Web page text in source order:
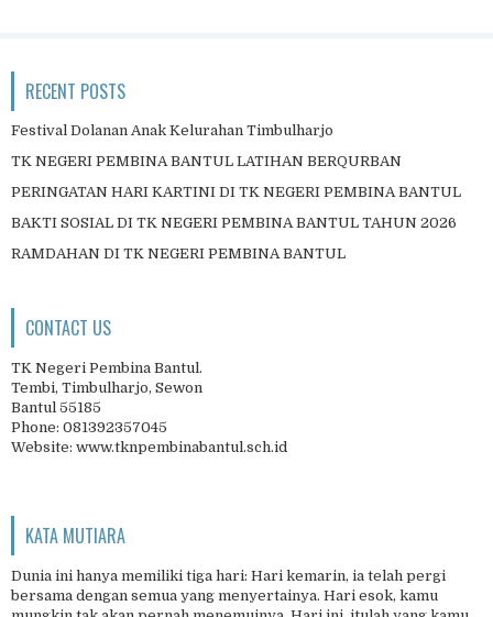
RECENT POSTS
Festival Dolanan Anak Kelurahan Timbulharjo
TK NEGERI PEMBINA BANTUL LATIHAN BERQURBAN
PERINGATAN HARI KARTINI DI TK NEGERI PEMBINA BANTUL
BAKTI SOSIAL DI TK NEGERI PEMBINA BANTUL TAHUN 2026
RAMDAHAN DI TK NEGERI PEMBINA BANTUL
CONTACT US
TK Negeri Pembina Bantul.
Tembi, Timbulharjo, Sewon
Bantul 55185
Phone: 081392357045
Website: www.tknpembinabantul.sch.id
KATA MUTIARA
Dunia ini hanya memiliki tiga hari: Hari kemarin, ia telah pergi
bersama dengan semua yang menyertainya. Hari esok, kamu